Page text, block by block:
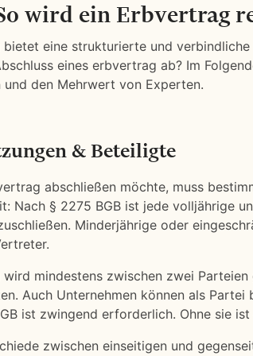
wird ein Erbvertrag
eine strukturierte und
eines erbvertrag ab? Im
und den Mehrwert von Experten.
& Beteiligte
abschließen möchte, muss
Nach § 2275 BGB ist jede volljährige
Minderjährige oder
mindestens zwischen zwei
Auch Unternehmen können als
ist zwingend erforderlich. Ohne sie
zwischen einseitigen und